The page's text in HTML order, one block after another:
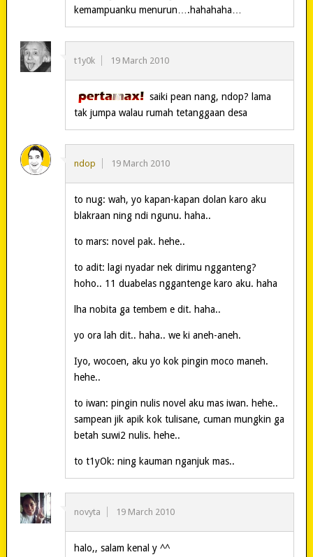
kemampuanku menurun….hahahaha…
t1y0k 19 March 2010
saiki pean nang, ndop? lama
tak jumpa walau rumah tetanggaan desa
ndop 19 March 2010
to nug: wah, yo kapan-kapan dolan karo aku
blakraan ning ndi ngunu. haha..
to mars: novel pak. hehe..
to adit: lagi nyadar nek dirimu ngganteng?
hoho.. 11 duabelas nggantenge karo aku. haha
lha nobita ga tembem e dit. haha..
yo ora lah dit.. haha.. we ki aneh-aneh.
Iyo, wocoen, aku yo kok pingin moco maneh.
hehe..
to iwan: pingin nulis novel aku mas iwan. hehe..
sampean jik apik kok tulisane, cuman mungkin ga
betah suwi2 nulis. hehe..
to t1yOk: ning kauman nganjuk mas..
novyta 19 March 2010
halo,, salam kenal y ^^